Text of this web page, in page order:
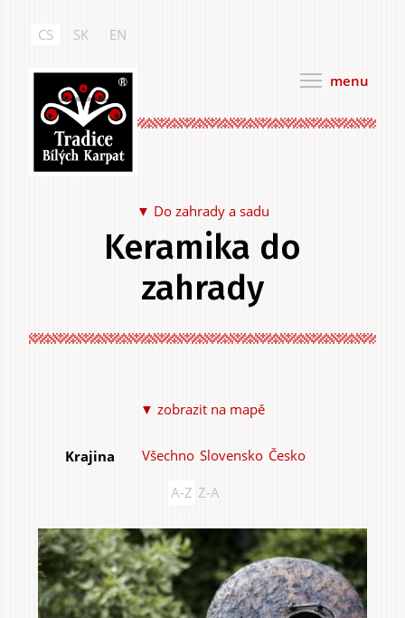
obsahu
Tradice Bílých Karpat
menu
CS SK EN
Do zahrady a sadu
Jídlo a pití
Na sebe
Keramika do
zahrady
▼ zobrazit na mapě
Krajina Všechno Slovensko Česko
A-Z Z-A